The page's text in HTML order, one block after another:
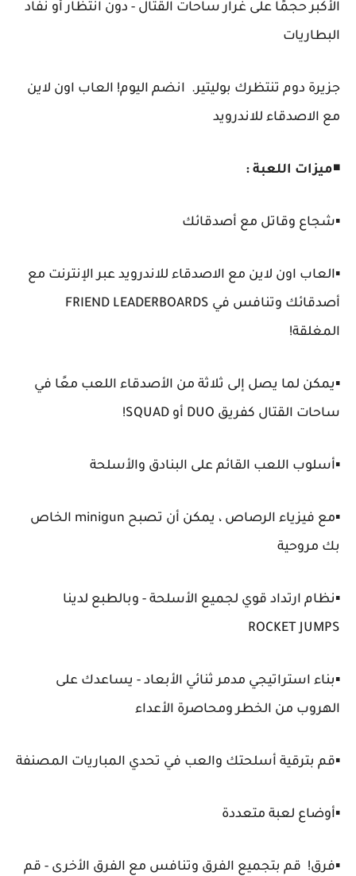
الأكبر حجمًا على غرار ساحات القتال - دون انتظار أو نفاد
البطاريات
جزيرة دوم تنتظرك بوليتير. انضم اليوم! العاب اون لاين
مع الاصدقاء للاندرويد
◾ميزات اللعبة :
▪️شجاع وقاتل مع أصدقائك
▪️العاب اون لاين مع الاصدقاء للاندرويد عبر الإنترنت مع
أصدقائك وتنافس في FRIEND LEADERBOARDS
المغلقة!
▪️يمكن لما يصل إلى ثلاثة من الأصدقاء اللعب معًا في
ساحات القتال كفريق DUO أو SQUAD!
▪️أسلوب اللعب القائم على البنادق والأسلحة
▪️مع فيزياء الرصاص ، يمكن أن تصبح minigun الخاص
بك مروحية
▪️نظام ارتداد قوي لجميع الأسلحة - وبالطبع لدينا
ROCKET JUMPS
▪️بناء استراتيجي مدمر ثنائي الأبعاد - يساعدك على
الهروب من الخطر ومحاصرة الأعداء
▪️قم بترقية أسلحتك والعب في تحدي المباريات المصنفة
▪️أوضاع لعبة متعددة
▪️فرق! قم بتجميع الفرق وتنافس مع الفرق الأخرى - قم